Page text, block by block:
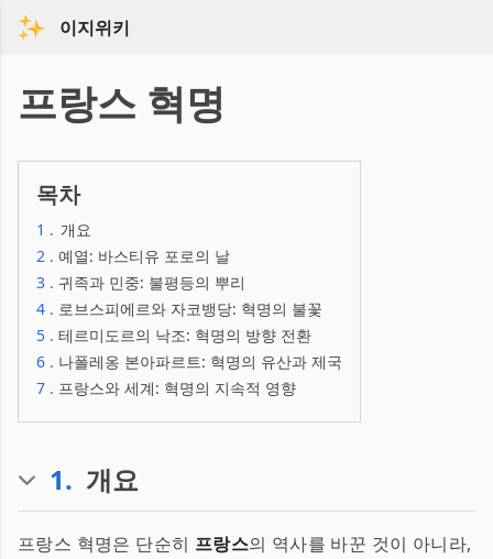
이지위키
프랑스 혁명
목차
1 . 개요
2 . 예열: 바스티유 포로의 날
3 . 귀족과 민중: 불평등의 뿌리
4 . 로브스피에르와 자코뱅당: 혁명의 불꽃
5 . 테르미도르의 낙조: 혁명의 방향 전환
6 . 나폴레옹 본아파르트: 혁명의 유산과 제국
7 . 프랑스와 세계: 혁명의 지속적 영향
1. 개요
프랑스 혁명은 단순히 프랑스의 역사를 바꾼 것이 아니라,